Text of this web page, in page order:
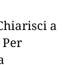
a
Per